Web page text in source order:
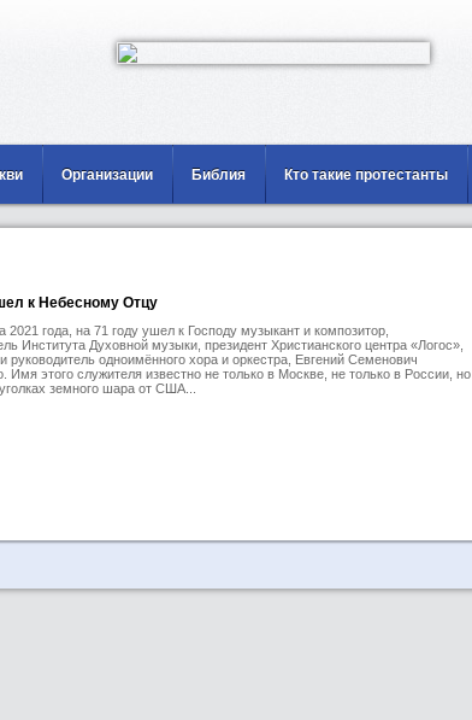
Организации Библия Кто такие протестанты
к Небесному Отцу
2021 года, на 71 году ушел к Господу музыкант и композитор,
Института Духовной музыки, президент Христианского центра «Логос»,
руководитель одноимённого хора и оркестра, Евгений Семенович
Имя этого служителя известно не только в Москве, не только в России, но
земного шара от США...